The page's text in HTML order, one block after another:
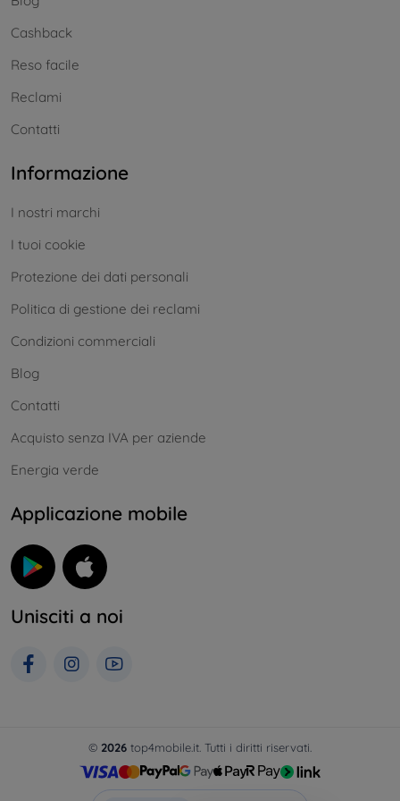
Cashback
Reso facile
Reclami
Contatti
Informazione
I nostri marchi
I tuoi cookie
Protezione dei dati personali
Politica di gestione dei reclami
Condizioni commerciali
Blog
Contatti
Acquisto senza IVA per aziende
Energia verde
Applicazione mobile
Unisciti a noi
© 2026 top4mobile.it. Tutti i diritti riservati.